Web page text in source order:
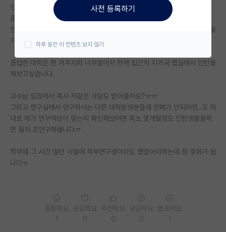
대학원생 모집 게시판
연구실(PI) 홍보 게시판
석박사 채용 정보 게시판
임용 정보 게시판
학부 인턴 게시판
인서울 생명쪽 졸업생입니다
졸업후 회사다니다 사정상 퇴사예정입니다
연구에 미련이 남아 랩실에서 인턴을 해보며 제가 연구에 뜻을품는것이 맞을
지 경험해보려합니다
졸업한 대학은 현 거주지와 너무멀어서 현재 집근처 지거국 랩실에서 인턴을
해보고싶습니다.
교수님 입장에서 혹시 저같은 사람도 받아줄까요?ㅠㅠ
그리고 연구실에서 연구하시는 다른 대학원생분들께 민폐가 안되려면..또 제
대로 제가 연구적성이 맞는지 확인해보려면 최소 몇개월정도 인턴생활을하
면 될지 조언구해봅니다ㅠ
학부때 그 시간 많던 시절에 학부연구생이라도 했었어야하는데 참 후회가 됩
니다ㅠ
사전 등록하기
하루 동안 이 컨텐츠 보지 않기